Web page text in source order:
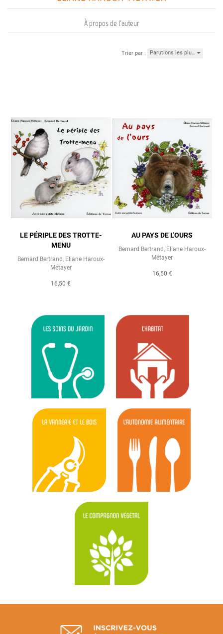
À propos de l'auteur
Trier par : Parutions les plu…
LE PÉRIPLE DES TROTTE-
MENU
Bernard Bertrand Eliane Haroux-
Métayer
16,50 €
AU PAYS DE L'OURS
Bernard Bertrand Eliane Haroux-
Métayer
16,50 €